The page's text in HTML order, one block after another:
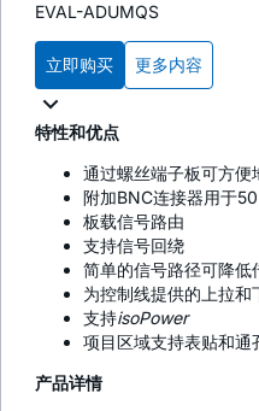
EVAL-ADUMQS
立即购买 更多内容
特性和优点
通过螺丝端子板可方便
附加BNC连接器用于
板载信号路由
支持信号回绕
简单的信号路径可降低
为控制线提供的上拉和
支持isoPower
项目区域支持表贴和通
产品详情